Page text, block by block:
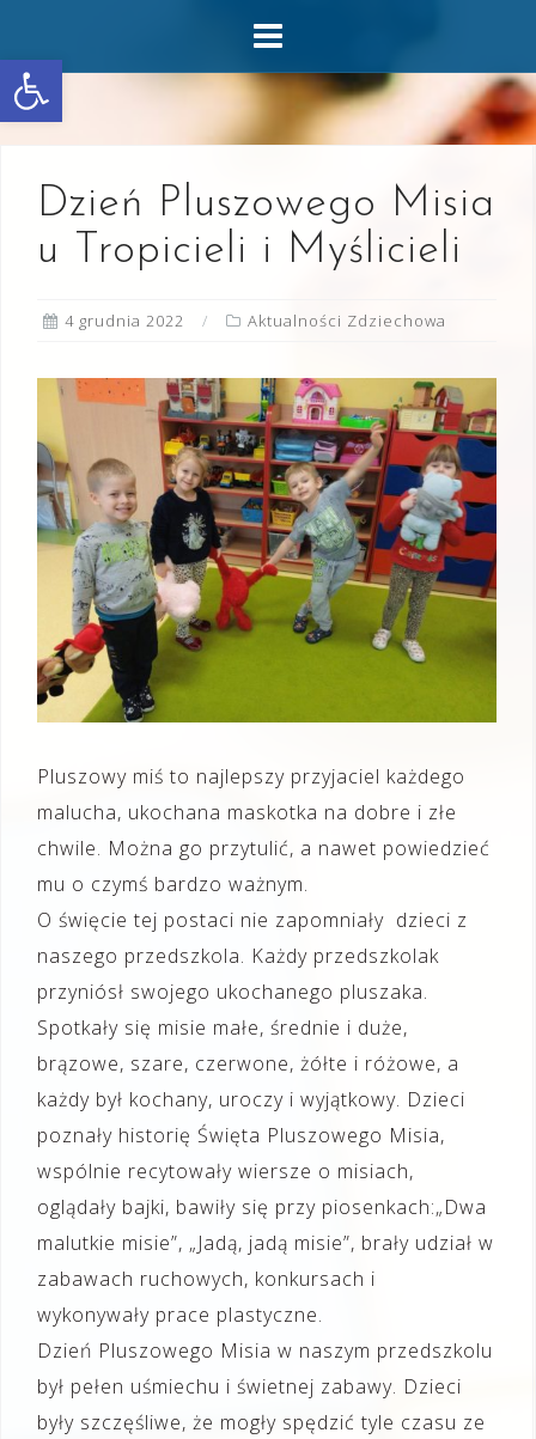
Otwórz pasek narzędzi
content
Dzień Pluszowego Misia
u Tropicieli i Myślicieli
4 grudnia 2022 Aktualności Zdziechowa
Pluszowy miś to najlepszy przyjaciel każdego
malucha, ukochana maskotka na dobre i złe
chwile. Można go przytulić, a nawet powiedzieć
mu o czymś bardzo ważnym.
O święcie tej postaci nie zapomniały dzieci z
naszego przedszkola. Każdy przedszkolak
przyniósł swojego ukochanego pluszaka.
Spotkały się misie małe, średnie i duże,
brązowe, szare, czerwone, żółte i różowe, a
każdy był kochany, uroczy i wyjątkowy. Dzieci
poznały historię Święta Pluszowego Misia,
wspólnie recytowały wiersze o misiach,
oglądały bajki, bawiły się przy piosenkach:„Dwa
malutkie misie”, „Jadą, jadą misie”, brały udział w
zabawach ruchowych, konkursach i
wykonywały prace plastyczne.
Dzień Pluszowego Misia w naszym przedszkolu
był pełen uśmiechu i świetnej zabawy. Dzieci
były szczęśliwe, że mogły spędzić tyle czasu ze